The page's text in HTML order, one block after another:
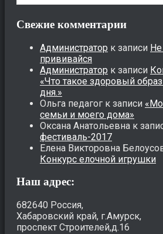
Свежие комментарии
Администратор к записи
прививайся
Администратор к записи
«Что такое здоровый
дня.»
Ольга педагог к записи
семьи и моего дома»
Оксана Анатольевна к
фестиваль-2017
Елена Викторовна
Конкурс елочной игрушки
Наш адрес:
682640 Россия,
Хабаровский край, г.Амурск,
проспект Строителей,д.16